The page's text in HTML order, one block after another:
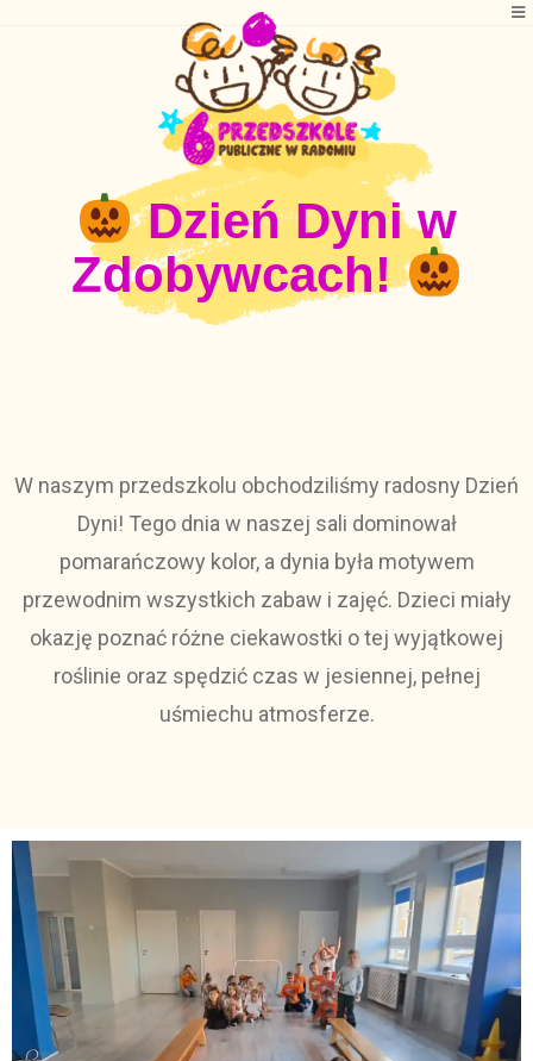
Dzień Dyni w
Zdobywcach!
W naszym przedszkolu obchodziliśmy radosny Dzień
Dyni! Tego dnia w naszej sali dominował
pomarańczowy kolor, a dynia była motywem
przewodnim wszystkich zabaw i zajęć. Dzieci miały
okazję poznać różne ciekawostki o tej wyjątkowej
roślinie oraz spędzić czas w jesiennej, pełnej
uśmiechu atmosferze.